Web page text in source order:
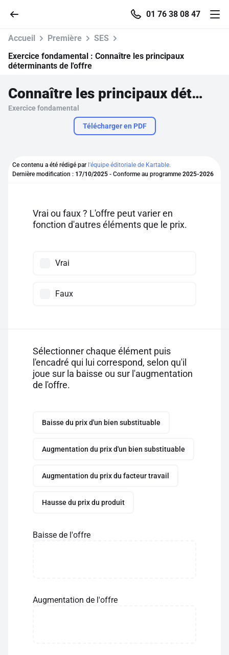
01 76 38 08 47
Parcourir
Se connecter
Pour profiter de 10 contenus offerts.
Accueil Première
SES
Exercice fondamental : Connaître les principaux
déterminants de l'offre
Connaître les principaux déterminants de l'offre
Exercice fondamental
Télécharger en PDF
Ce contenu a été rédigé par l'équipe éditoriale de Kartable.
Dernière modification : 17/10/2025 - Conforme au programme 2025-2026
Vrai ou faux ? L'offre peut varier en
fonction d'autres éléments que le prix.
Vrai
Faux
Sélectionner chaque élément puis
l'encadré qui lui correspond, selon qu'il
joue sur la baisse ou sur l'augmentation
de l'offre.
Baisse du prix d'un bien substituable
Augmentation du prix d'un bien substituable
Augmentation du prix du facteur travail
Hausse du prix du produit
Baisse de l'offre
Augmentation de l'offre